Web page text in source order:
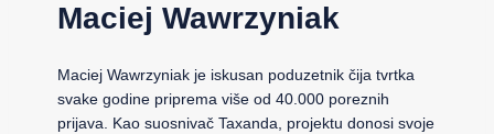
Maciej Wawrzyniak
Maciej Wawrzyniak je iskusan poduzetnik čija tvrtka
svake godine priprema više od 40.000 poreznih
prijava. Kao suosnivač Taxanda, projektu donosi svoje